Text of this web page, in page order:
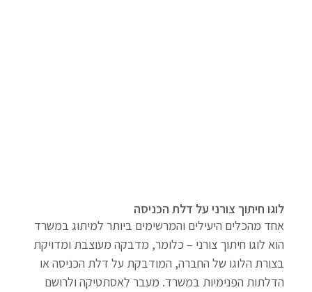
לוגו חיתוך צורני על דלת הכניסה
אחד מהכלים היעילים והמרשימים ביותר למיתוג במשרד
הוא לוגו חיתוך צורני – כלומר, מדבקה מעוצבת ומדויקת
בצורת הלוגו של החברה, המודבקת על דלת הכניסה או
הדלתות הפנימיות במשרד. מעבר לאסתטיקה ולרושם